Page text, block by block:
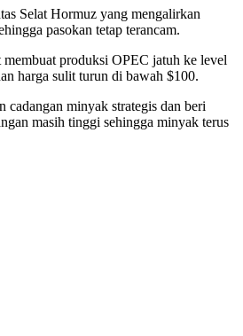
Selat Hormuz yang mengalirkan
pasokan tetap terancam.
membuat produksi OPEC jatuh ke level
harga sulit turun di bawah $100.
cadangan minyak strategis dan beri
masih tinggi sehingga minyak terus